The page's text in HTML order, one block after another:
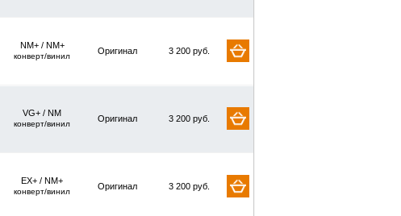
NM+ / NM+
конверт/винил
Оригинал 3 200 руб.
VG+ / NM
конверт/винил
Оригинал 3 200 руб.
EX+ / NM+
конверт/винил
Оригинал 3 200 руб.